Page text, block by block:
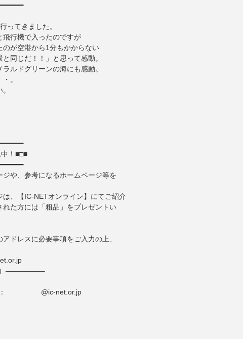
ってきました。
行機で入ったのですが
が空港から1分もかからない
同じだ！！」と思って感動。
ルドグリーンの海にも感動。
。
！■□■
や、参考になるホームページ等を
は、【IC-NETオンライン】にてご紹介
た方には「粗品」をプレゼントい
ドレスに必要事項をご入力の上、
）—————–
レス： @ic-net.or.jp